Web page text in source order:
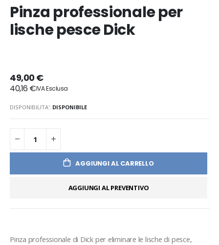
Pinza professionale per
lische pesce Dick
49,00 €
40,16 €
DISPONIBILITA': DISPONIBILE
AGGIUNGI AL CARRELLO
AGGIUNGI AL PREVENTIVO
Pinza professionale di Dick per eliminare le lische di pesce,